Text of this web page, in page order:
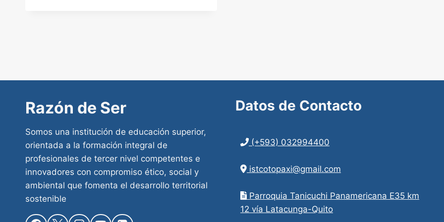
Razón de Ser
Somos una institución de educación superior,
orientada a la formación integral de
profesionales de tercer nivel competentes e
innovadores con compromiso ético, social y
ambiental que fomenta el desarrollo territorial
sostenible
Datos de Contacto
(+593) 032994400
istcotopaxi@gmail.com
Parroquia Tanicuchi Panamericana E35 km
12 vía Latacunga-Quito